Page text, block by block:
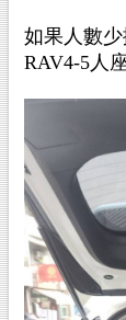
如果人數
RAV4-5人